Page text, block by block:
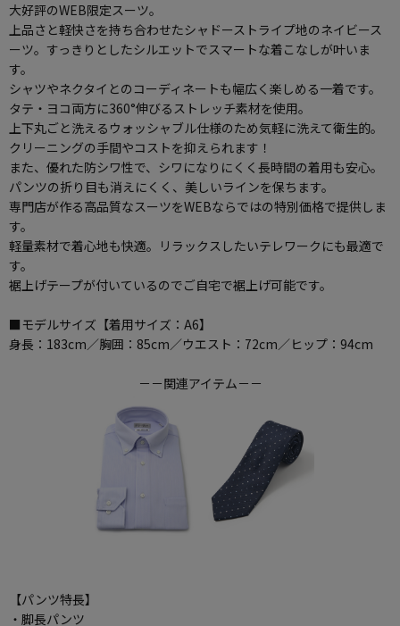
大好評のWEB限定スーツ。
上品さと軽快さを持ち合わせたシャドーストライプ地のネイビース
ーツ。すっきりとしたシルエットでスマートな着こなしが叶いま
す。
シャツやネクタイとのコーディネートも幅広く楽しめる一着です。
タテ・ヨコ両方に360°伸びるストレッチ素材を使用。
上下丸ごと洗えるウォッシャブル仕様のため気軽に洗えて衛生的。
クリーニングの手間やコストを抑えられます！
また、優れた防シワ性で、シワになりにくく長時間の着用も安心。
パンツの折り目も消えにくく、美しいラインを保ちます。
専門店が作る高品質なスーツをWEBならではの特別価格で提供しま
す。
軽量素材で着心地も快適。リラックスしたいテレワークにも最適で
す。
裾上げテープが付いているのでご自宅で裾上げ可能です。
■モデルサイズ【着用サイズ：A6】
身長：183cm／胸囲：85cm／ウエスト：72cm／ヒップ：94cm
－－関連アイテム－－
【パンツ特長】
・脚長パンツ